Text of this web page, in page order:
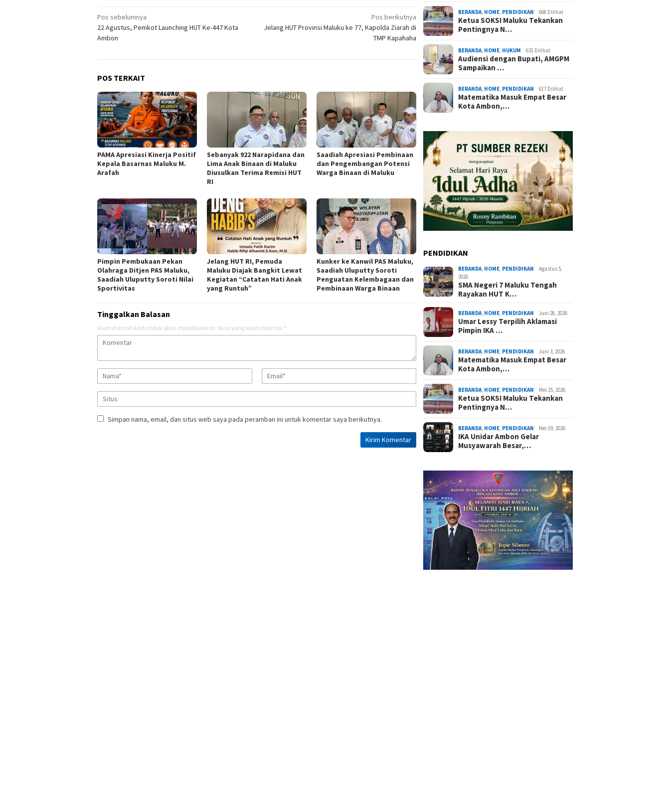
Navigasi
pos
Pos sebelumnya
22 Agustus, Pemkot Launching HUT Ke-447 Kota
Ambon
Pos berikutnya
Jelang HUT Provinsi Maluku ke 77, Kapolda Ziarah di
TMP Kapahaha
POS TERKAIT
PAMA Apresiasi Kinerja Positif
Kepala Basarnas Maluku M.
Arafah
Sebanyak 922 Narapidana dan
Lima Anak Binaan di Maluku
Diusulkan Terima Remisi HUT
RI
Saadiah Apresiasi Pembinaan
dan Pengembangan Potensi
Warga Binaan di Maluku
Pimpin Pembukaan Pekan
Olahraga Ditjen PAS Maluku,
Saadiah Uluputty Soroti Nilai
Sportivitas
Jelang HUT RI, Pemuda
Maluku Diajak Bangkit Lewat
Kegiatan “Catatan Hati Anak
yang Runtuh”
Kunker ke Kanwil PAS Maluku,
Saadiah Uluputty Soroti
Penguatan Kelembagaan dan
Pembinaan Warga Binaan
Tinggalkan Balasan
Alamat email Anda tidak akan dipublikasikan. Ruas yang wajib ditandai *
Simpan nama, email, dan situs web saya pada peramban ini untuk komentar saya berikutnya.
BERANDA HOME PENDIDIKAN 668 Dilihat
Ketua SOKSI Maluku Tekankan
Pentingnya N…
BERANDA HOME HUKUM 631 Dilihat
Audiensi dengan Bupati, AMGPM
Sampaikan …
BERANDA HOME PENDIDIKAN 617 Dilihat
Matematika Masuk Empat Besar
Kota Ambon,…
PENDIDIKAN
BERANDA HOME PENDIDIKAN
Agustus 5,
2026
SMA Negeri 7 Maluku Tengah
Rayakan HUT K…
BERANDA HOME PENDIDIKAN Juni 28, 2026
Umar Lessy Terpilih Aklamasi
Pimpin IKA …
BERANDA HOME PENDIDIKAN Juni 3, 2026
Matematika Masuk Empat Besar
Kota Ambon,…
BERANDA HOME PENDIDIKAN Mei 25, 2026
Ketua SOKSI Maluku Tekankan
Pentingnya N…
BERANDA HOME PENDIDIKAN Mei 19, 2026
IKA Unidar Ambon Gelar
Musyawarah Besar,…